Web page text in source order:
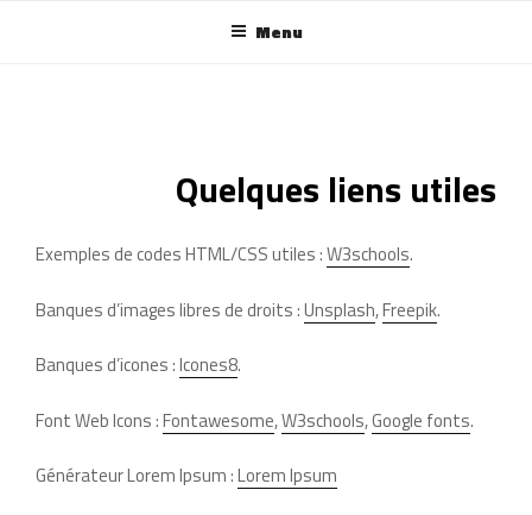
Menu
Quelques liens utiles
Exemples de codes HTML/CSS utiles :W3schools.
Banques d’images libres de droits :Unsplash,Freepik.
Banques d’icones :Icones8.
Font Web Icons :Fontawesome,W3schools,Google fonts.
Générateur Lorem Ipsum :Lorem Ipsum